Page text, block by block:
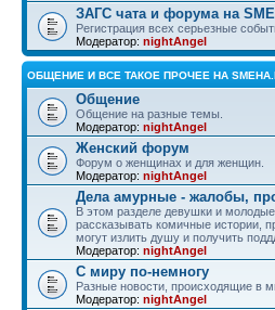
ЗАГС чата и форума на
Регистрация всех серьезные
Модератор: nightAngel
ОБЩЕНИЕ И ВСЕ ТАКОЕ ПРОЧЕЕ НА
Общение
Общение на разные темы.
Модератор: nightAngel
Женский форум
Форум о женщинах и для женщин.
Модератор: nightAngel
Дела амурные - жалобы,
В этом разделе девушки и
рассказывать комичные истории,
могут излить душу и получить
Модератор: nightAngel
С миру по-немногу
Разные новости, происходящие в
Модератор: nightAngel